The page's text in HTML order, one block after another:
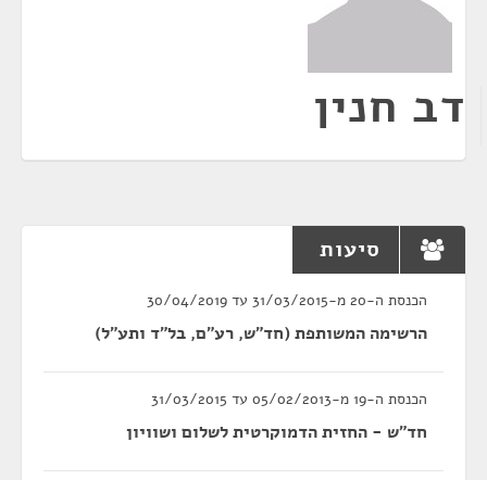
דב חנין
סיעות
הכנסת ה-20 מ-31/03/2015 עד 30/04/2019
הרשימה המשותפת (חד"ש, רע"ם, בל"ד ותע"ל)
הכנסת ה-19 מ-05/02/2013 עד 31/03/2015
חד"ש - החזית הדמוקרטית לשלום ושוויון